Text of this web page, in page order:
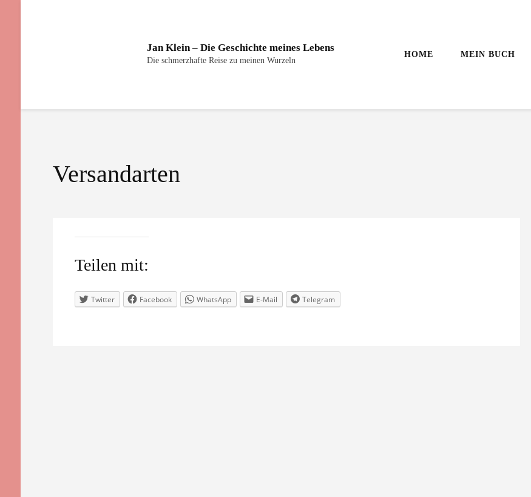
Jan Klein – Die Geschichte meines Lebens
Die schmerzhafte Reise zu meinen Wurzeln
HOME MEIN BUCH
Versandarten
Teilen mit:
Twitter Facebook WhatsApp E-Mail Telegram